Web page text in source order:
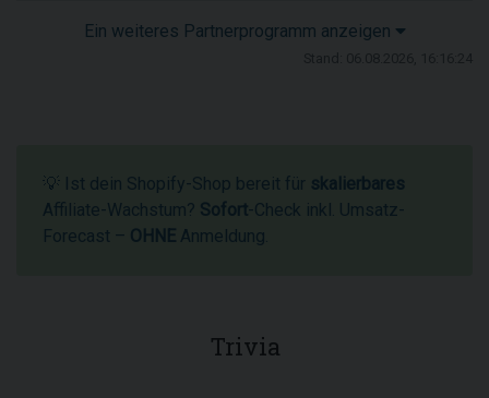
Ein weiteres Partnerprogramm anzeigen
💡 Ist dein Shopify-Shop bereit für skalierbares
Affiliate-Wachstum? Sofort-Check inkl. Umsatz-
Forecast – OHNE Anmeldung.
Trivia